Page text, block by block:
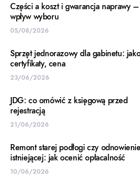
Części a koszt i gwarancja naprawy –
wpływ wyboru
05/08/2026
Sprzęt jednorazowy dla gabinetu:
certyfikaty, cena
23/06/2026
JDG: co omówić z księgową przed
rejestracją
21/06/2026
Remont starej podłogi czy odnowienie
istniejącej: jak ocenić opłacalność
10/06/2026